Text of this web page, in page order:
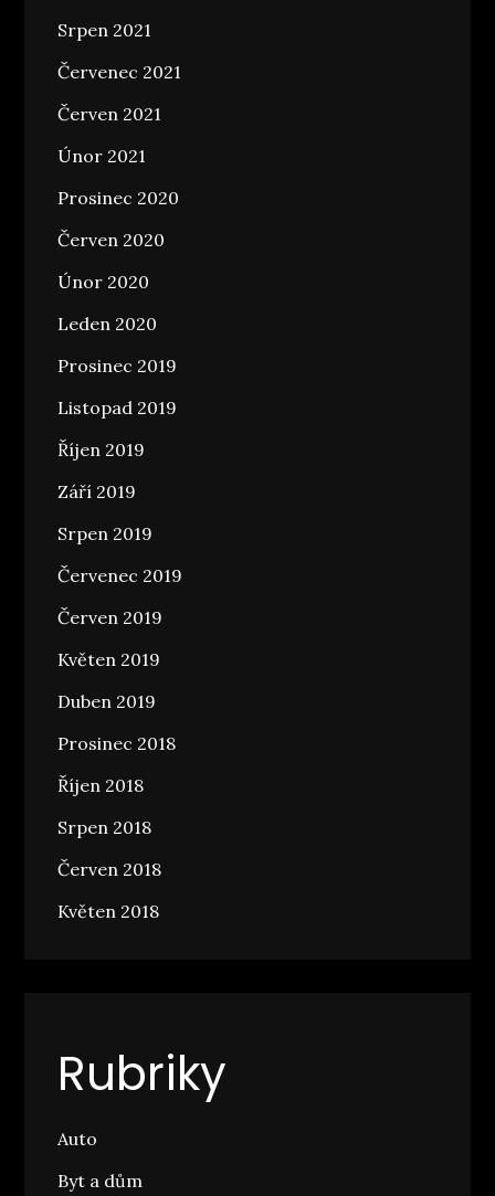
Srpen 2021
Červenec 2021
Červen 2021
Únor 2021
Prosinec 2020
Červen 2020
Únor 2020
Leden 2020
Prosinec 2019
Listopad 2019
Říjen 2019
Září 2019
Srpen 2019
Červenec 2019
Červen 2019
Květen 2019
Duben 2019
Prosinec 2018
Říjen 2018
Srpen 2018
Červen 2018
Květen 2018
Rubriky
Auto
Byt a dům